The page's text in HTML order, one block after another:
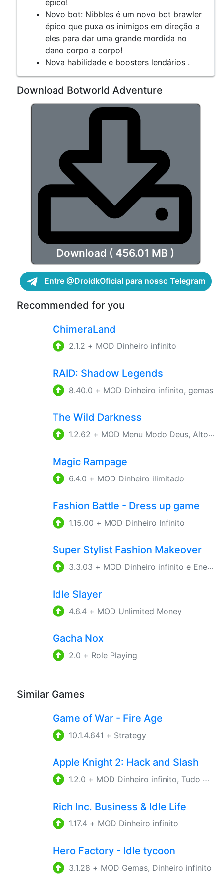
épico!
Novo bot: Nibbles é um novo bot brawler
épico que puxa os inimigos em direção a
eles para dar uma grande mordida no
dano corpo a corpo!
Nova habilidade e boosters lendários .
Download Botworld Adventure
Download ( 456.01 MB )
Entre @DroidkOficial para nosso Telegram
Recommended for you
ChimeraLand
2.1.2 + MOD Dinheiro infinito
RAID: Shadow Legends
8.40.0 + MOD Dinheiro infinito, gemas
The Wild Darkness
1.2.62 + MOD Menu Modo Deus, Alto Dano
Magic Rampage
6.4.0 + MOD Dinheiro ilimitado
Fashion Battle - Dress up game
1.15.00 + MOD Dinheiro Infinito
Super Stylist Fashion Makeover
3.3.03 + MOD Dinheiro infinito e Energia
Idle Slayer
4.6.4 + MOD Unlimited Money
Gacha Nox
2.0 + Role Playing
Similar Games
Game of War - Fire Age
10.1.4.641 + Strategy
Apple Knight 2: Hack and Slash
1.2.0 + MOD Dinheiro infinito, Tudo Desbloqueado
Rich Inc. Business & Idle Life
1.17.4 + MOD Dinheiro infinito
Hero Factory - Idle tycoon
3.1.28 + MOD Gemas, Dinheiro infinito